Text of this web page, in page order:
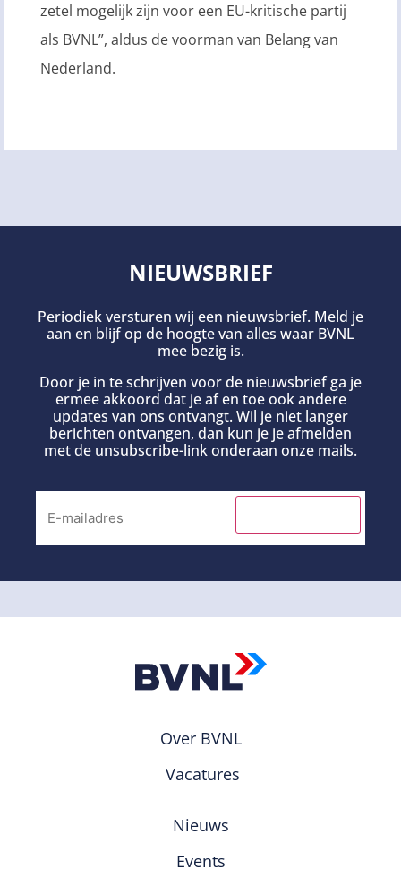
zetel mogelijk zijn voor een EU-kritische partij
als BVNL”, aldus de voorman van Belang van
Nederland.
NIEUWSBRIEF
Periodiek versturen wij een nieuwsbrief. Meld je
aan en blijf op de hoogte van alles waar BVNL
mee bezig is.
Door je in te schrijven voor de nieuwsbrief ga je
ermee akkoord dat je af en toe ook andere
updates van ons ontvangt. Wil je niet langer
berichten ontvangen, dan kun je je afmelden
met de unsubscribe-link onderaan onze mails.
Over BVNL
Vacatures
Nieuws
Events